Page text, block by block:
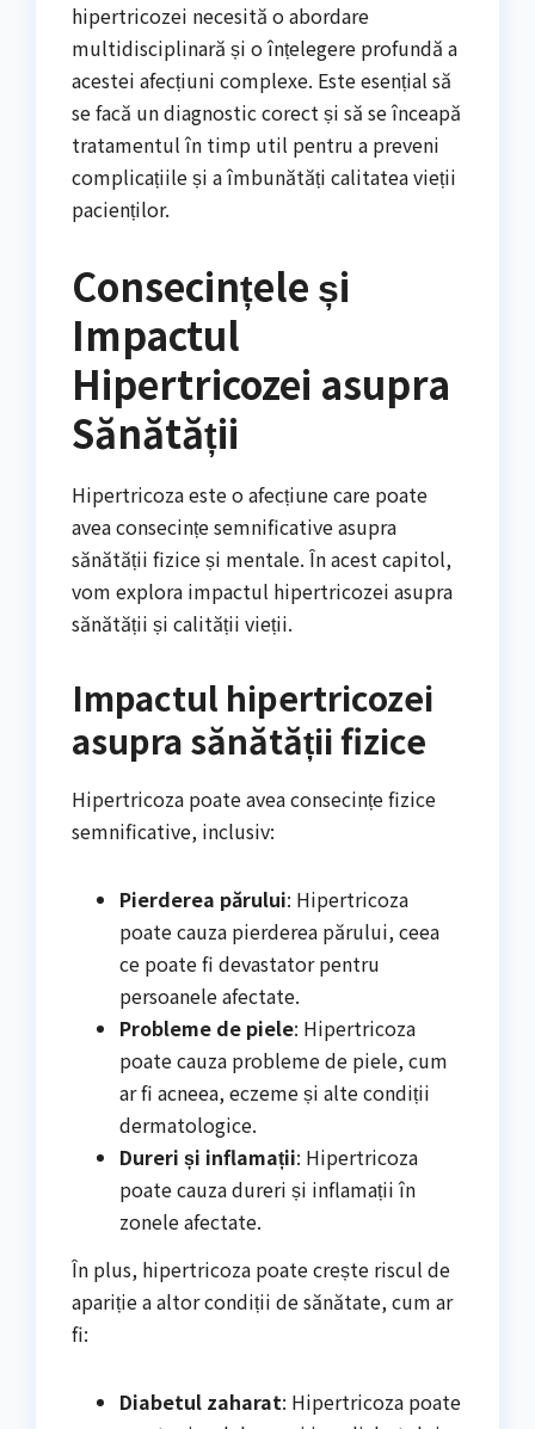
hipertricozei necesită o abordare
multidisciplinară și o înțelegere profundă a
acestei afecțiuni complexe. Este esențial să
se facă un diagnostic corect și să se înceapă
tratamentul în timp util pentru a preveni
complicațiile și a îmbunătăți calitatea vieții
pacienților.
Consecințele și
Impactul
Hipertricozei asupra
Sănătății
Hipertricoza este o afecțiune care poate
avea consecințe semnificative asupra
sănătății fizice și mentale. În acest capitol,
vom explora impactul hipertricozei asupra
sănătății și calității vieții.
Impactul hipertricozei
asupra sănătății fizice
Hipertricoza poate avea consecințe fizice
semnificative, inclusiv:
Pierderea părului: Hipertricoza
poate cauza pierderea părului, ceea
ce poate fi devastator pentru
persoanele afectate.
Probleme de piele: Hipertricoza
poate cauza probleme de piele, cum
ar fi acneea, eczeme și alte condiții
dermatologice.
Dureri și inflamații: Hipertricoza
poate cauza dureri și inflamații în
zonele afectate.
În plus, hipertricoza poate crește riscul de
apariție a altor condiții de sănătate, cum ar
fi:
Diabetul zaharat: Hipertricoza poate